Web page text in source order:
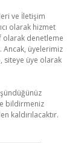
ve İletişim
olarak hizmet
olarak denetleme
Ancak, üyelerimiz
siteye üye olarak
bildirmeniz
kaldırılacaktır.